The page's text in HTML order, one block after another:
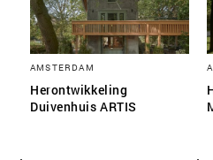
AMSTERDAM
Herontwikkeling
Duivenhuis ARTIS